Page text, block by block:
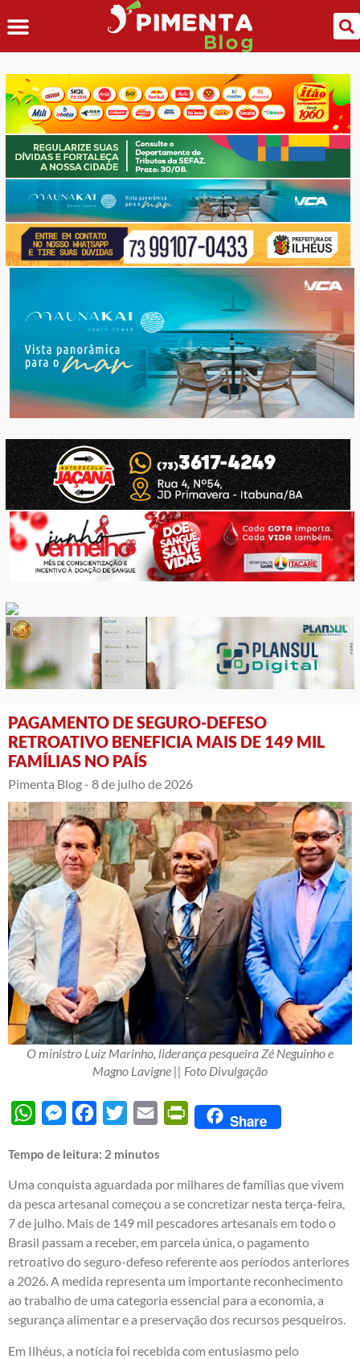
PAGAMENTO DE SEGURO-DEFESO
RETROATIVO BENEFICIA MAIS DE 149 MIL
FAMÍLIAS NO PAÍS
Pimenta Blog - 8 de julho de 2026
O ministro Luiz Marinho, liderança pesqueira Zé Neguinho e
Magno Lavigne || Foto Divulgação
WhatsAppMessengerFacebook
Twitter Email PrintFriendly
Share
Tempo de leitura: 2 minutos
Uma conquista aguardada por milhares de famílias que vivem
da pesca artesanal começou a se concretizar nesta terça-feira,
7 de julho. Mais de 149 mil pescadores artesanais em todo o
Brasil passam a receber, em parcela única, o pagamento
retroativo do seguro-defeso referente aos períodos anteriores
a 2026. A medida representa um importante reconhecimento
ao trabalho de uma categoria essencial para a economia, a
segurança alimentar e a preservação dos recursos pesqueiros.
Em Ilhéus, a notícia foi recebida com entusiasmo pelo